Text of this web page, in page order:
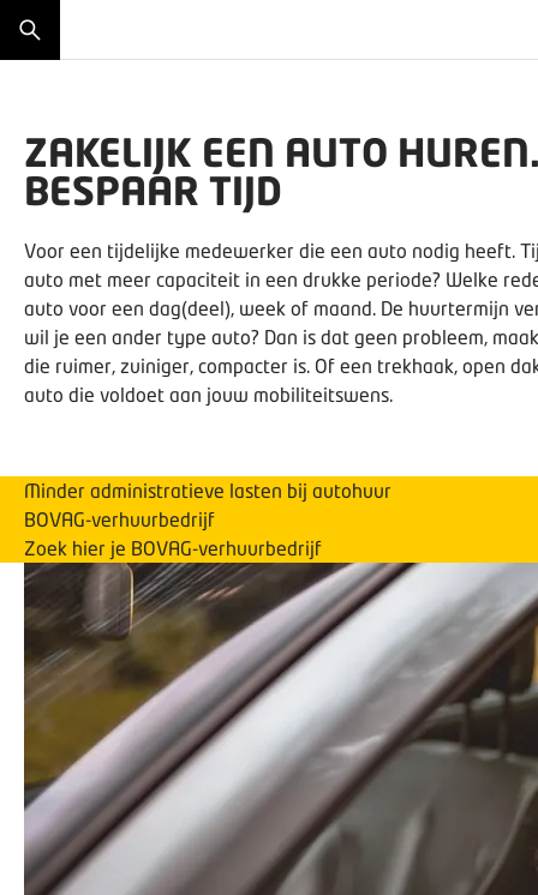
ZAKELIJK EEN AUTO
BESPAAR TIJD
Voor een tijdelijke medewerker die een auto nodig heeft.
auto met meer capaciteit in een drukke periode? Welke
auto voor een dag(deel), week of maand. De huurtermijn
wil je een ander type auto? Dan is dat geen probleem,
die ruimer, zuiniger, compacter is. Of een trekhaak, open
auto die voldoet aan jouw mobiliteitswens.
Minder administratieve lasten bij autohuur
BOVAG-verhuurbedrijf
Zoek hier je BOVAG-verhuurbedrijf